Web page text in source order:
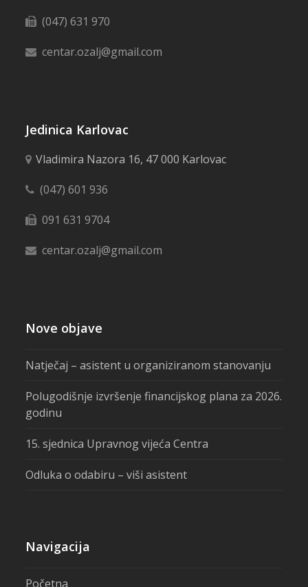
(047) 631 970
centar.ozalj@gmail.com
Jedinica Karlovac
Vladimira Nazora 16, 47 000 Karlovac
(047) 601 936
091 631 9704
centar.ozalj@gmail.com
Nove objave
Natječaj – asistent u organiziranom stanovanju
Polugodišnje izvršenje financijskog plana za 2026.
godinu
15. sjednica Upravnog vijeća Centra
Odluka o odabiru – viši asistent
Navigacija
Početna